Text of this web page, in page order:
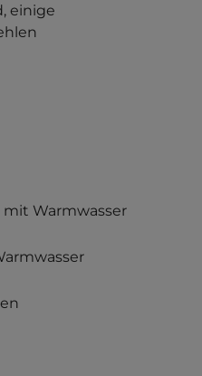
einige
Warmwasser